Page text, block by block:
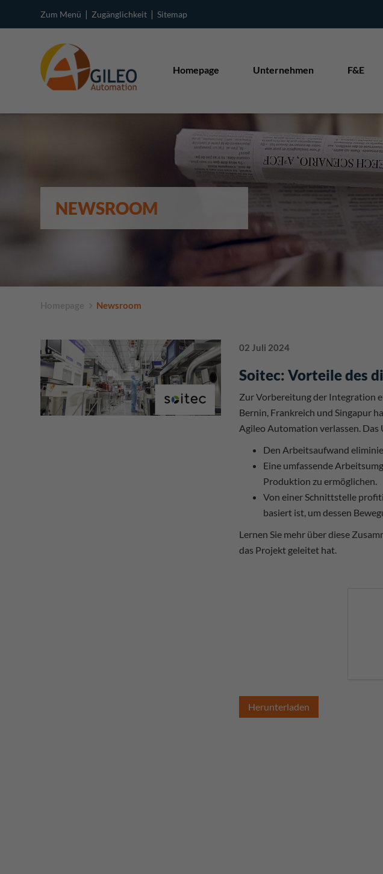
Zum Menü | Zugänglichkeit |Sitemap
Homepage Unternehmen F&E
NEWSROOM
Newsroom
02 Juli 2024
Soitec: Vorteile des
Zur Vorbereitung der Integration
Bernin, Frankreich und Singapur
Agileo Automation verlassen.
Den Arbeitsaufwand
Eine umfassende
Produktion zu ermöglichen.
Von einer Schnittstelle
basiert ist, um dessen
Lernen Sie mehr über diese
das Projekt geleitet hat.
Herunterladen